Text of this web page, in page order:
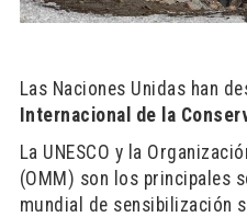
Las Naciones Unidas han
Internacional de la
La UNESCO y la
(OMM) son los principales
mundial de sensibilización